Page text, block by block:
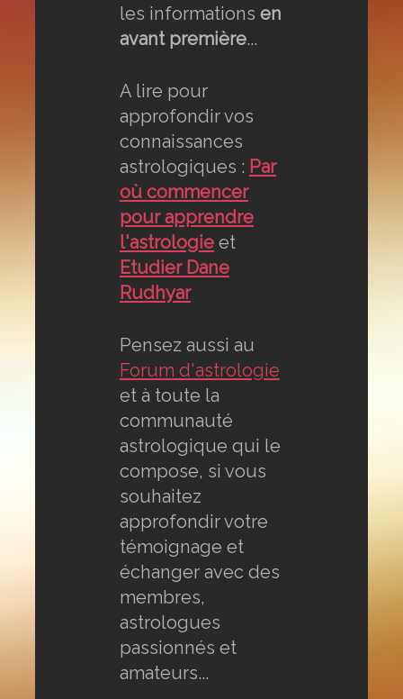
les informations en
avant première...
A lire pour
approfondir vos
connaissances
astrologiques : Par
où commencer
pour apprendre
l'astrologieet
Etudier Dane
Rudhyar
Pensez aussi au
Forum d'astrologie
et à toute la
communauté
astrologique qui le
compose, si vous
souhaitez
approfondir votre
témoignage et
échanger avec des
membres,
astrologues
passionnés et
amateurs...